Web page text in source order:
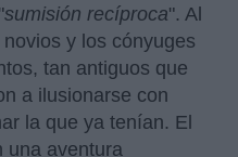
sumisión recíproca". Al
y los cónyuges
tan antiguos que
a ilusionarse con
la que ya tenían. El
una aventura